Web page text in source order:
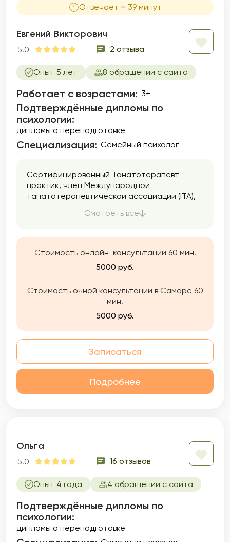
Отвечает ~ 39 минут
Евгений Викторович
5.0 2 отзыва
Опыт 5 лет 8 обращений с сайта
Работает с возрастами: 3+
Подтверждённые дипломы по
психологии:
дипломы о переподготовке
Специализация: Семейный психолог
Сертифицированный Танатотерапевт-
практик, член Международной
танатотерапевтической ассоциации (ITA),
Люблю свою работу и стремлюсь в ней быть
других людей, аккуратно и бережно её
выполнять.
Смотреть все
Стоимость онлайн-консультации 60 мин.
5000 руб.
Стоимость очной консультации в Самаре 60
мин.
5000 руб.
Записаться
Подробнее
Ольга
5.0 16 отзывов
Опыт 4 года 4 обращений с сайта
Подтверждённые дипломы по
психологии:
дипломы о переподготовке